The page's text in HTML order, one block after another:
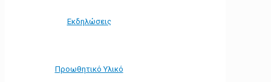
Εκδηλώσεις
Προωθητικό Υλικό